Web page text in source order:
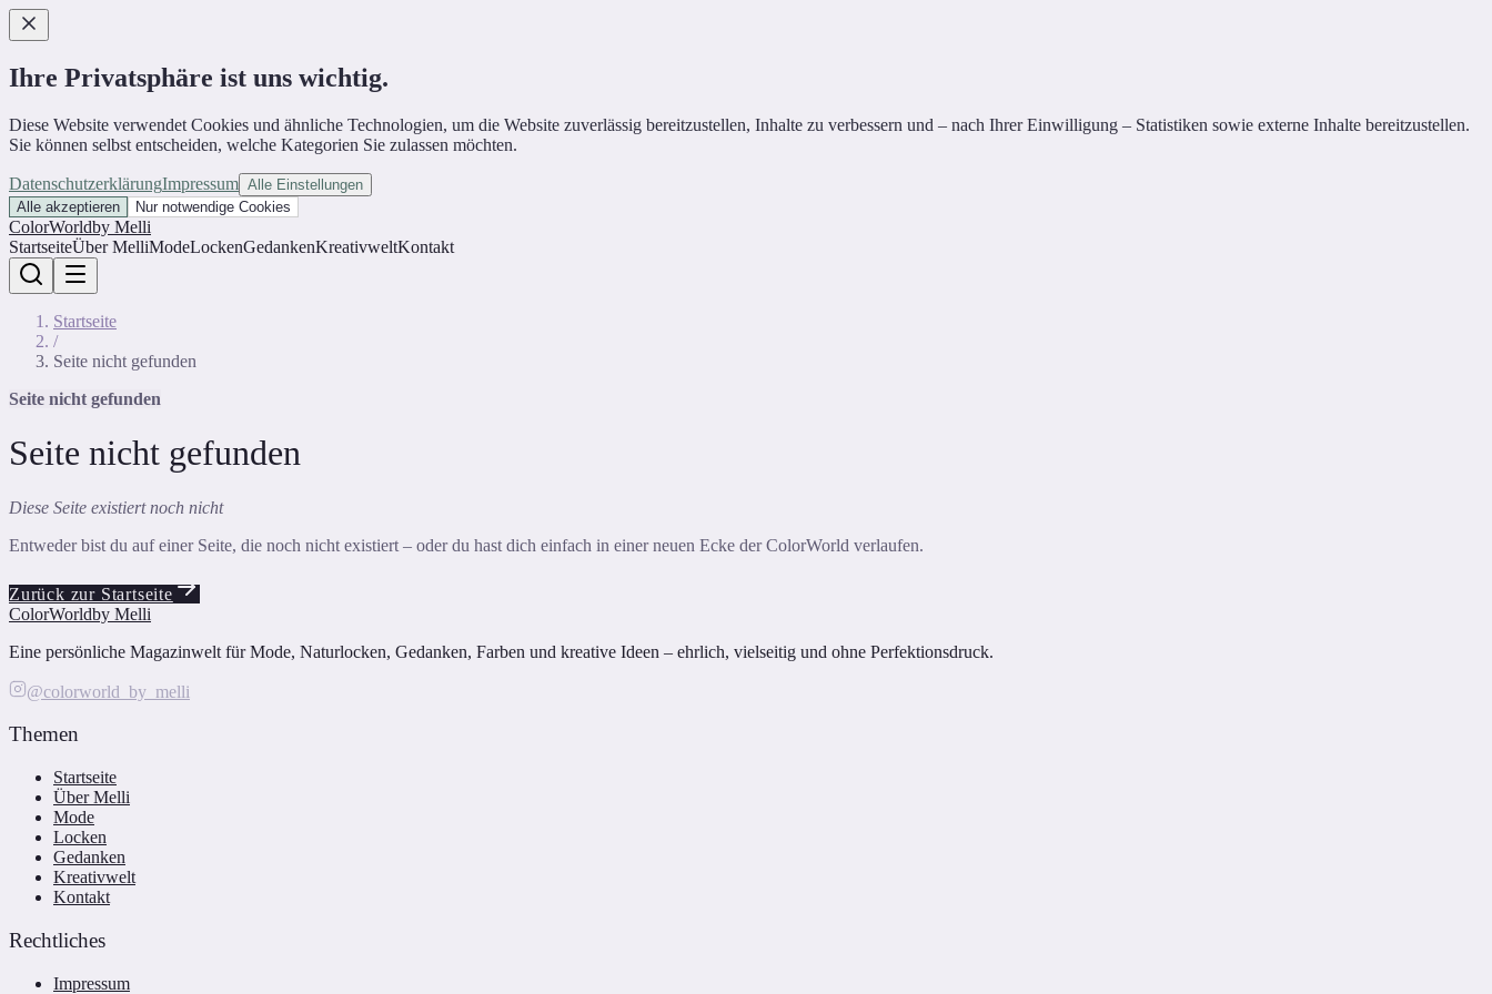
Ihre Privatsphäre ist uns wichtig.
Diese Website verwendet Cookies und ähnliche Technologien, um die Website zuverlässig bereitzustellen, Inhalte zu verbessern und – nach Ihrer Einwilligung – Statistiken sowie externe Inhalte bereitzustellen.
Sie können selbst entscheiden, welche Kategorien Sie zulassen möchten.
DatenschutzerklärungImpressum Alle Einstellungen
Alle akzeptieren
Nur notwendige Cookies
ColorWorldby Melli
StartseiteÜber MelliModeLockenGedankenKreativweltKontakt
Startseite
/
Seite nicht gefunden
Seite nicht gefunden
Seite nicht gefunden
Diese Seite existiert noch nicht
Entweder bist du auf einer Seite, die noch nicht existiert – oder du hast dich einfach in einer neuen Ecke der ColorWorld verlaufen.
Zurück zur Startseite
ColorWorldby Melli
Eine persönliche Magazinwelt für Mode, Naturlocken, Gedanken, Farben und kreative Ideen – ehrlich, vielseitig und ohne Perfektionsdruck.
@colorworld_by_melli
Themen
Startseite
Über Melli
Mode
Locken
Gedanken
Kreativwelt
Kontakt
Rechtliches
Impressum